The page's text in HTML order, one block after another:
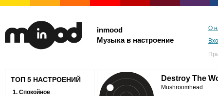
inmood
Музыка в настроение
О
ТОП 5 НАСТРОЕНИЙ
1. Спокойное
Destroy The
Mushroomhead